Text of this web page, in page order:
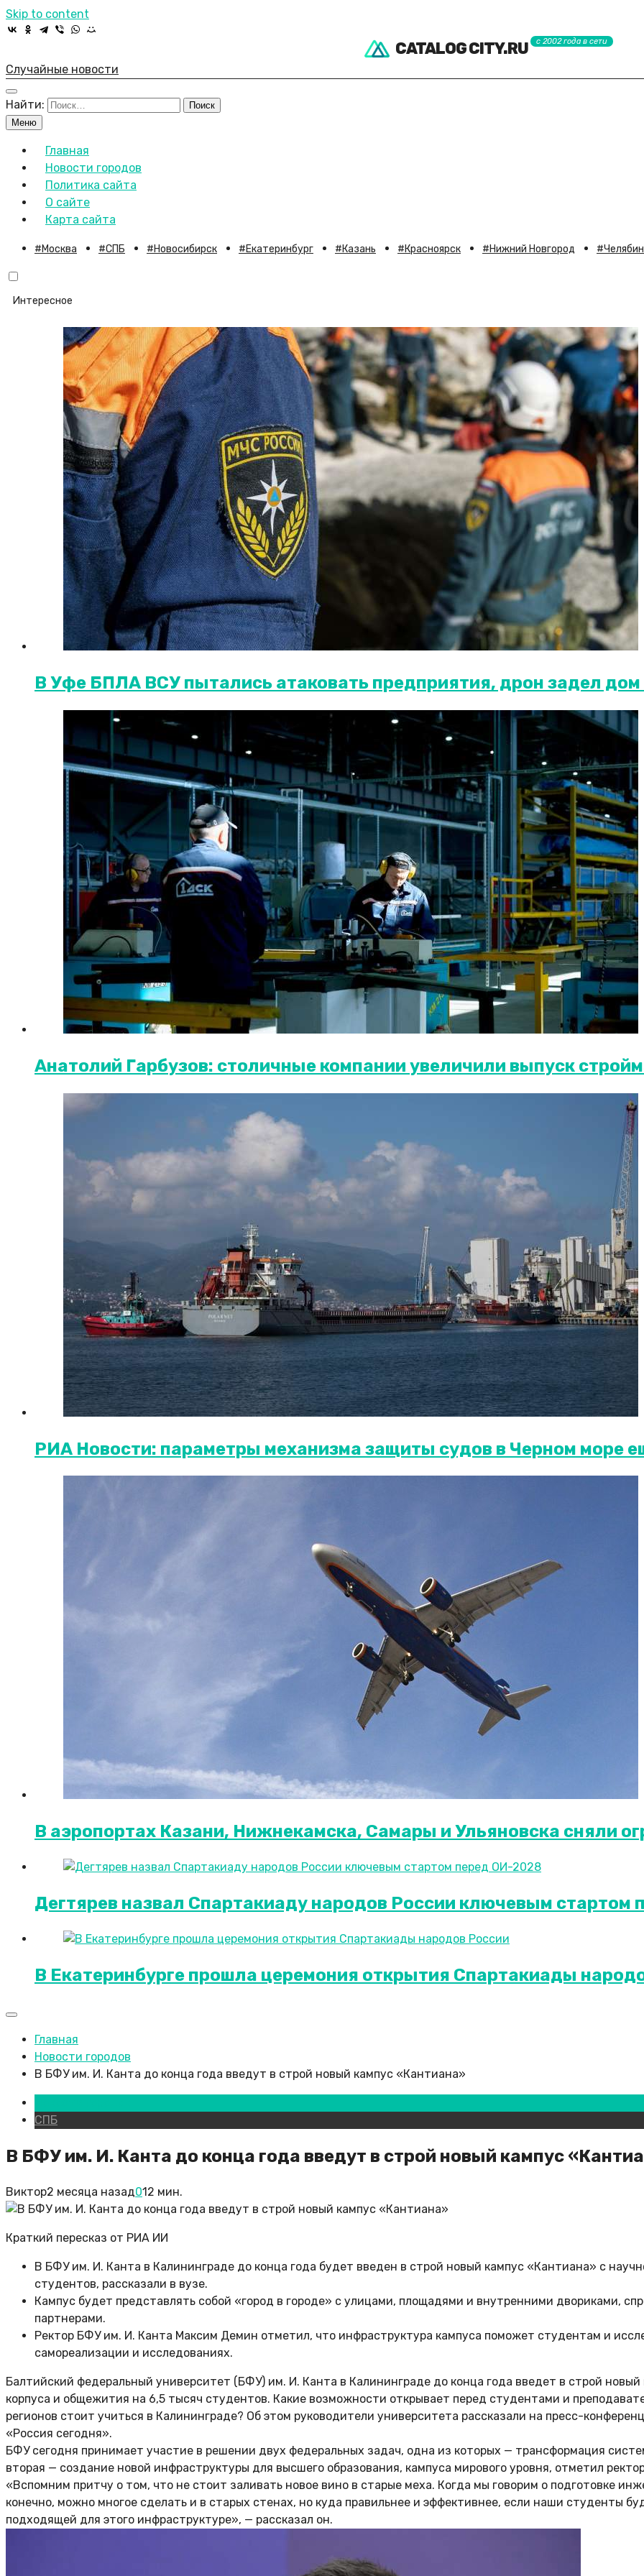
Skip to content
CATALOG CITY.RU с 2002 года в сети
Случайные новости
Найти:
Меню
Главная
Новости городов
Политика сайта
О сайте
Карта сайта
Москва СПБ Новосибирск Екатеринбург Казань Красноярск Нижний Новгород
Интересное
В Уфе БПЛА ВСУ пытались атаковать предприятия, дрон задел
Анатолий Гарбузов: столичные компании увеличили выпуск
РИА Новости: параметры механизма защиты судов в Черном море
В аэропортах Казани, Нижнекамска, Самары и Ульяновска сняли
Дегтярев назвал Спартакиаду народов России ключевым стартом
В Екатеринбурге прошла церемония открытия Спартакиады
Главная
Новости городов
В БФУ им. И. Канта до конца года введут в строй новый кампус «Кантиана»
СПБ
В БФУ им. И. Канта до конца года введут в строй новый кампус
Виктор2 месяца назад012 мин.
Краткий пересказ от РИА ИИ
В БФУ им. И. Канта в Калининграде до конца года будет введен в строй новый кампус «Кантиана» с
студентов, рассказали в вузе.
Кампус будет представлять собой «город в городе» с улицами, площадями и внутренними двориками,
партнерами.
Ректор БФУ им. И. Канта Максим Демин отметил, что инфраструктура кампуса поможет студентам и
самореализации и исследованиях.
Балтийский федеральный университет (БФУ) им. И. Канта в Калининграде до конца года введет в строй
корпуса и общежития на 6,5 тысяч студентов. Какие возможности открывает перед студентами и
регионов стоит учиться в Калининграде? Об этом руководители университета рассказали на пресс-
«Россия сегодня».
БФУ сегодня принимает участие в решении двух федеральных задач, одна из которых — трансформация
вторая — создание новой инфраструктуры для высшего образования, кампуса мирового уровня, отметил
«Вспомним притчу о том, что не стоит заливать новое вино в старые меха. Когда мы говорим о подготовке
конечно, можно многое сделать и в старых стенах, но куда правильнее и эффективнее, если наши студенты
подходящей для этого инфраструктуре», — рассказал он.